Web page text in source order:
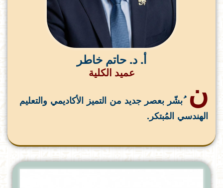
أ. د. حاتم خاطر
عميد الكلية
ن
ُبشّر بعصر جديد من التميز الأكاديمي والتعليم
الهندسي المُبتكر.